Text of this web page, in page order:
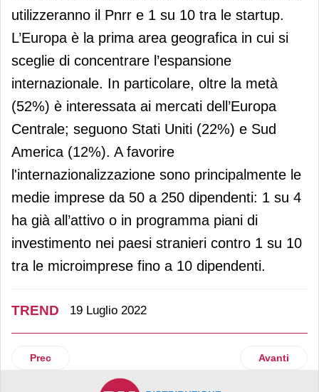
utilizzeranno il Pnrr e 1 su 10 tra le startup.
L’Europa è la prima area geografica in cui si
sceglie di concentrare l’espansione
internazionale. In particolare, oltre la metà
(52%) è interessata ai mercati dell’Europa
Centrale; seguono Stati Uniti (22%) e Sud
America (12%). A favorire
l'internazionalizzazione sono principalmente le
medie imprese da 50 a 250 dipendenti: 1 su 4
ha già all’attivo o in programma piani di
investimento nei paesi stranieri contro 1 su 10
tra le microimprese fino a 10 dipendenti.
TREND 19 Luglio 2022
Articolo precedente: Loyalty: aumentano le carte fedeltà
Prec Articolo
Avanti